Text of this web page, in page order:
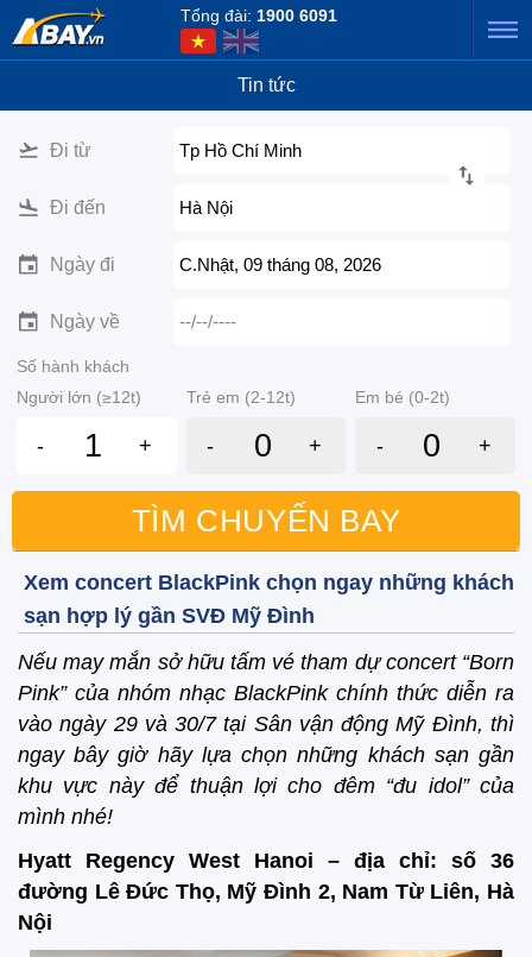
Tổng đài: 1900 6091
Tin tức
Đi từ Tp Hồ Chí Minh
Đi đến Hà Nội
Ngày đi C.Nhật, 09 tháng 08, 2026
Ngày về --/--/----
Số hành khách
Người lớn (≥12t)
Trẻ em (2-12t) Em bé (0-2t)
- + - + - +
TÌM CHUYẾN BAY
Xem concert BlackPink chọn ngay những khách
sạn hợp lý gần SVĐ Mỹ Đình
Nếu may mắn sở hữu tấm vé tham dự concert “Born
Pink” của nhóm nhạc BlackPink chính thức diễn ra
vào ngày 29 và 30/7 tại Sân vận động Mỹ Đình, thì
ngay bây giờ hãy lựa chọn những khách sạn gần
khu vực này để thuận lợi cho đêm “đu idol” của
mình nhé!
Hyatt Regency West Hanoi – địa chỉ: số 36
đường Lê Đức Thọ, Mỹ Đình 2, Nam Từ Liên, Hà
Nội